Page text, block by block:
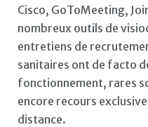
Cisco, GoToMeeting,
nombreux outils de
entretiens de
sanitaires ont de facto
fonctionnement, rares
encore recours
distance.